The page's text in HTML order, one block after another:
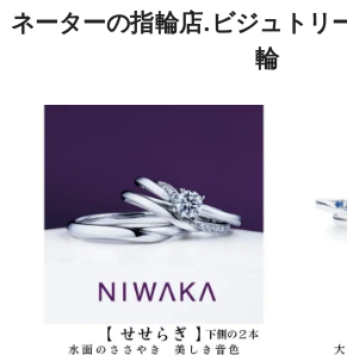
ネーターの指輪店.ビジュトリ
輪